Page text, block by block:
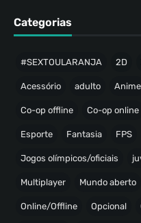
Categorias
#SEXTOULARANJA 2D
Acessório adulto Anime
Co-op offline Co-op online
Esporte Fantasia FPS
Jogos olímpicos/oficiais
Multiplayer Mundo aberto
Online/Offline Opcional